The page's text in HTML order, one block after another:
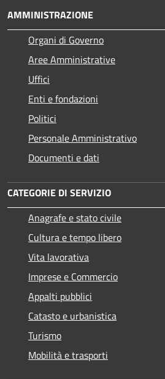
AMMINISTRAZIONE
Organi di Governo
Aree Amministrative
Uffici
Enti e fondazioni
Politici
Personale Amministrativo
Documenti e dati
CATEGORIE DI SERVIZIO
Anagrafe e stato civile
Cultura e tempo libero
Vita lavorativa
Imprese e Commercio
Appalti pubblici
Catasto e urbanistica
Turismo
Mobilità e trasporti